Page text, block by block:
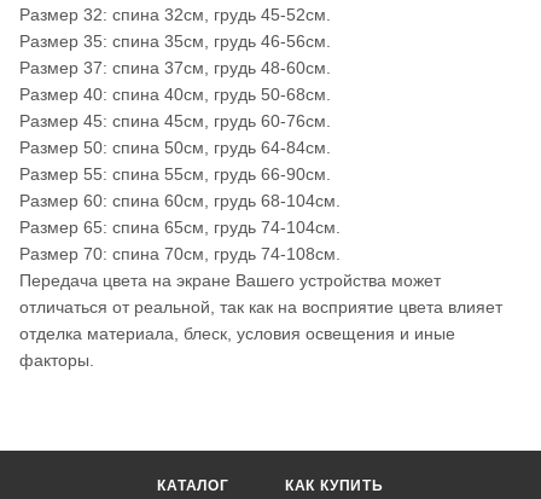
Размер 32: спина 32см, грудь 45-52см.
Размер 35: спина 35см, грудь 46-56см.
Размер 37: спина 37см, грудь 48-60см.
Размер 40: спина 40см, грудь 50-68см.
Размер 45: спина 45см, грудь 60-76см.
Размер 50: спина 50см, грудь 64-84см.
Размер 55: спина 55см, грудь 66-90см.
Размер 60: спина 60см, грудь 68-104см.
Размер 65: спина 65см, грудь 74-104см.
Размер 70: спина 70см, грудь 74-108см.
Передача цвета на экране Вашего устройства может
отличаться от реальной, так как на восприятие цвета влияет
отделка материала, блеск, условия освещения и иные
факторы.
КАТАЛОГ КАК КУПИТЬ